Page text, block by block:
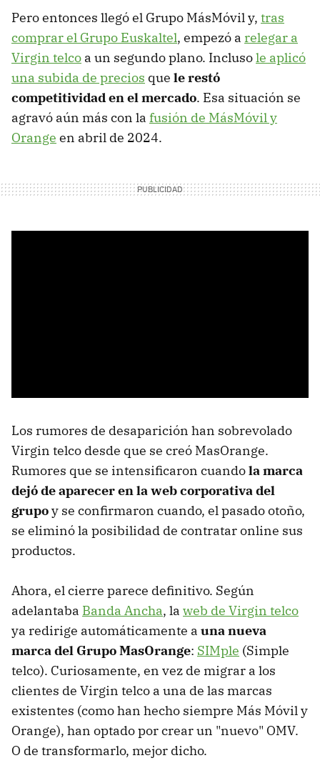
Pero entonces llegó el Grupo MásMóvil y, tras
comprar el Grupo Euskaltel, empezó a relegar a
Virgin telco a un segundo plano. Inclusole aplicó
una subida de precios que le restó
competitividad en el mercado. Esa situación se
agravó aún más con la fusión de MásMóvil y
Orange en abril de 2024.
Los rumores de desaparición han sobrevolado
Virgin telco desde que se creó MasOrange.
Rumores que se intensificaron cuandola marca
dejó de aparecer en la web corporativa del
grupoy se confirmaron cuando, el pasado otoño,
se eliminó la posibilidad de contratar online sus
productos.
Ahora, el cierre parece definitivo. Según
adelantaba Banda Ancha, la web de Virgin telco
ya redirige automáticamente a una nueva
marca del Grupo MasOrange: SIMple (Simple
telco). Curiosamente, en vez de migrar a los
clientes de Virgin telco a una de las marcas
existentes (como han hecho siempre Más Móvil y
Orange), han optado por crear un "nuevo" OMV.
O de transformarlo, mejor dicho.